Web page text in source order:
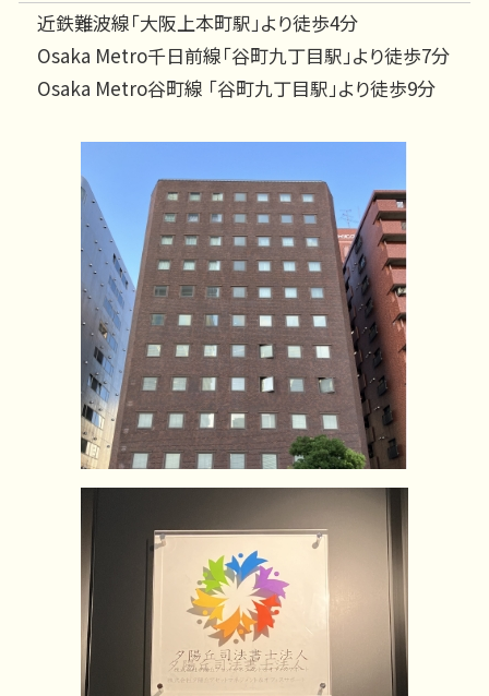
近鉄難波線「大阪上本町駅」より徒歩4分
Osaka Metro千日前線「谷町九丁目駅」より徒歩7分
Osaka Metro谷町線 「谷町九丁目駅」より徒歩9分